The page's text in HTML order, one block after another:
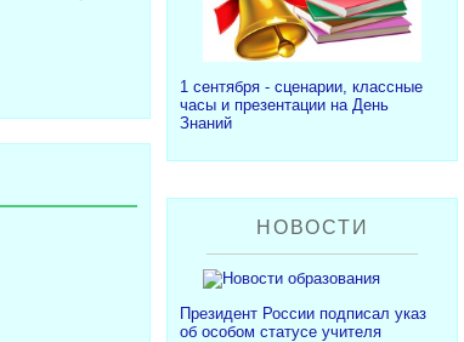
1 сентября - сценарии, классные
часы и презентации на День
Знаний
НОВОСТИ
Президент России подписал указ
об особом статусе учителя